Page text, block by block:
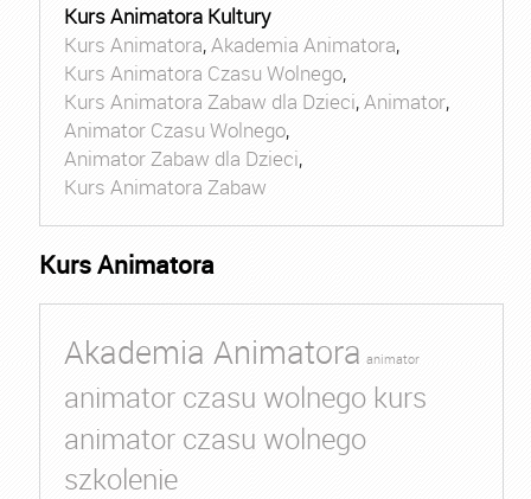
Kurs Animatora Kultury
Kurs Animatora,Akademia Animatora,
Kurs Animatora Czasu Wolnego,
Kurs Animatora Zabaw dla Dzieci,Animator,
Animator Czasu Wolnego,
Animator Zabaw dla Dzieci,
Kurs Animatora Zabaw
Kurs Animatora
Akademia Animatora animator
animator czasu wolnego kurs
animator czasu wolnego
szkolenie